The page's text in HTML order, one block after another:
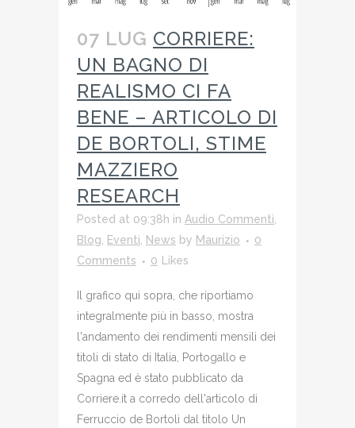
07 LUG CORRIERE:
UN BAGNO DI
REALISMO CI FA
BENE – ARTICOLO DI
DE BORTOLI, STIME
MAZZIERO
RESEARCH
Posted at 09:38h in Audio Commenti
Blog
Eventi News by Maurizio
0
Comments
0 Likes
Il grafico qui sopra, che riportiamo
integralmente più in basso, mostra
l'andamento dei rendimenti mensili dei
titoli di stato di Italia, Portogallo e
Spagna ed è stato pubblicato da
Corriere.it a corredo dell'articolo di
Ferruccio de Bortoli dal titolo Un